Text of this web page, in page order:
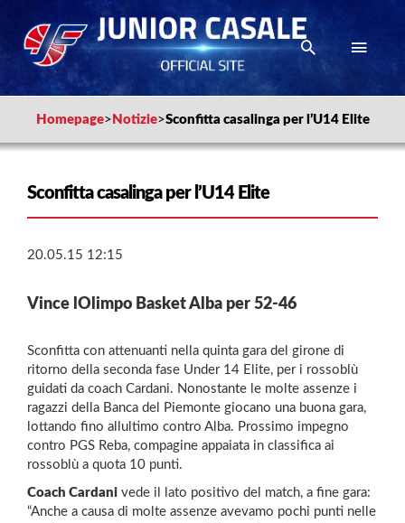
Homepage> Notizie>Sconfitta casalinga per l’U14 Elite
Sconfitta casalinga per l’U14 Elite
20.05.15 12:15
Vince lOlimpo Basket Alba per 52-46
Sconfitta con attenuanti nella quinta gara del girone di
ritorno della seconda fase Under 14 Elite, per i rossoblù
guidati da coach Cardani. Nonostante le molte assenze i
ragazzi della Banca del Piemonte giocano una buona gara,
lottando fino allultimo contro Alba. Prossimo impegno
contro PGS Reba, compagine appaiata in classifica ai
rossoblù a quota 10 punti.
Coach Cardani vede il lato positivo del match, a fine gara:
“Anche a causa di molte assenze avevamo pochi punti nelle